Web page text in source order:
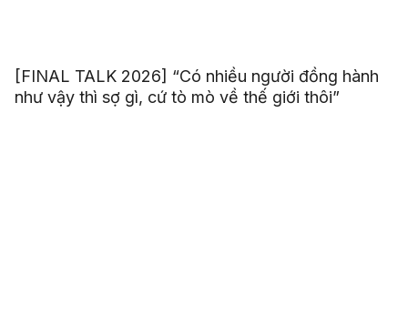
[FINAL TALK 2026] “Có nhiều người đồng hành
như vậy thì sợ gì, cứ tò mò về thế giới thôi”